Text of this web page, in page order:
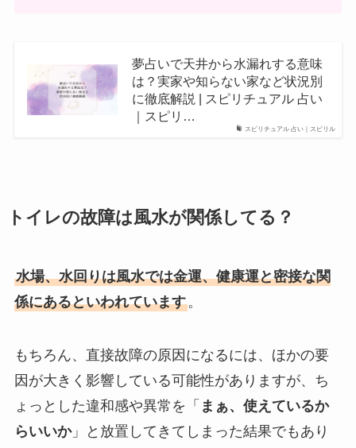
スピリチュアル 占い｜スピリル
夢占いで天井から水漏れする意味
は？実家や知らない家など状況別
に徹底解説 | スピリチュアル 占い
｜スピリ…
トイレの故障は風水が関係してる？
水場、水回りは風水では金運、健康運と密接な関
係にあるといわれています。
もちろん、直接故障の原因になるには、ほかの要
因が大きく影響している可能性がありますが、ち
ょっとした違和感や異常を「 まぁ、使えているか
らいいか」と放置してきてしまった結果でもあり